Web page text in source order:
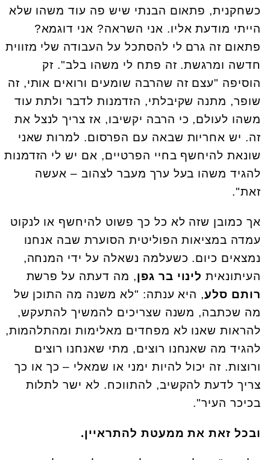
כשחקנית, פתאום הבנתי שיש פה עוד משהו שלא
הייתי מודעת אליו. אני השראה? אני דוגמא?
פתאום זה גרם לי להסתכל על העבודה שלי מזווית
חדשה ומרגשת. זה פתח לי משהו בלב". זק
הוסיפה "עצם זה שהרבה שומעים ורואים אותי, זה
שופר, מתנה שקיבלתי, הזדמנות לדבר ולתת עוד
משהו לעולם, כי הרבה יקשיבו, אז צריך לנצל את
זה. יש אחריות שבאה עם הפרסום. למרות שאני
שונאת להיחשף בחיי הפרטיים, אם יש לי הזדמנות
להגיד משהו בעל ערך מעבר לצהוב – אעשה
זאת".
אך כמובן שזה לא כל כך פשוט להיחשף או לנקוט
עמדה במציאות הפוליטית הסוערת שבה אנחנו
נמצאים כיום. כשעלמה נשאלה על ידי המנחה,
העיתונאית לינוי בר גפן, מה דעתה על פרשת
רותם סלע, היא ענתה: "לא משנה מה התוכן של
מה שכתבה, משנה שצריכים להמשיך להתעקש,
להראות שאנו לא מפחדים מאלימות ומהתלהמות,
להגיד מה שאנחנו רוצים, מתי שאנחנו רוצים
ורוצות. זה יכול להיות ימני או שמאלי – כך או כך
צריך לדעת להקשיב, להתווכח. לא ישר לתלות
בכיכר העיר".
ובכל זאת את ממעטת להתראיין.